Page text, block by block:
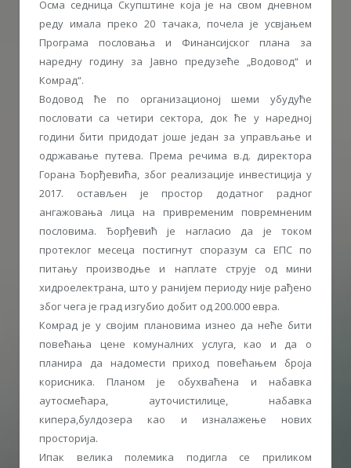
Осма седница Скупштине која је на свом дневном
реду имала преко 20 тачака, почела је усвјањем
Програма пословања и Финансијског плана за
наредну годину за Јавно предузеће „Водовод“ и
Комрад“.
Водовод ће по организационој шеми убудуће
пословати са четири сектора, док ће у наредној
години бити придодат јоше један за управљање и
одржавање путева. Према речима в.д. директора
Горана Ђорђевића, због реализације инвестиција у
2017. остављен је простор додатног радног
ангажовања лица на привременим повремненим
пословима. Ђорђевић је нагласио да је током
протеклог месеца постигнут споразум са ЕПС по
питању производње и наплате струје од мини
хидроелектрана, што у ранијем периоду није рађено
због чега је град изгубио добит од 200.000 евра.
Комрад је у својим плановима изнео да неће бити
повећања цене комуналних услуга, као и да о
планира да надомести приход повећањем броја
корисника. Планом је обухваћена и набавка
аутосмећара, ауточистилице, набавка
кипера,булдозера као и изналажење нових
просторија.
Ипак велика полемика подигла се приликом